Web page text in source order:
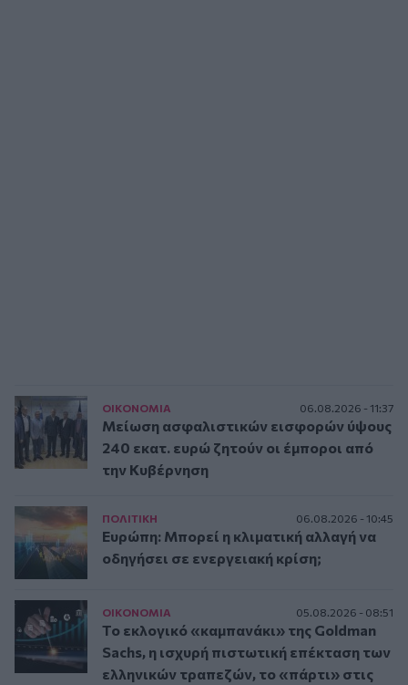
ΟΙΚΟΝΟΜΙΑ 06.08.2026 - 11:37
Μείωση ασφαλιστικών εισφορών ύψους
240 εκατ. ευρώ ζητούν οι έμποροι από
την Κυβέρνηση
ΠΟΛΙΤΙΚΗ 06.08.2026 - 10:45
Ευρώπη: Μπορεί η κλιματική αλλαγή να
οδηγήσει σε ενεργειακή κρίση;
ΟΙΚΟΝΟΜΙΑ 05.08.2026 - 08:51
Το εκλογικό «καμπανάκι» της Goldman
Sachs, η ισχυρή πιστωτική επέκταση των
ελληνικών τραπεζών, το «πάρτι» στις